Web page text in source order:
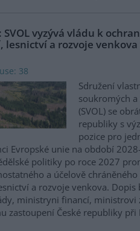
SVOL vyzývá vládu k
lesnictví a rozvoje
38
Sdružení
soukromých a
(SVOL) se
republiky s
pozice pro
Evropské unie na období
politiky po roce 2027
a účelově
a rozvoje venkova. Dopis
ministryni financí, ministrovi
zastoupení České republiky při